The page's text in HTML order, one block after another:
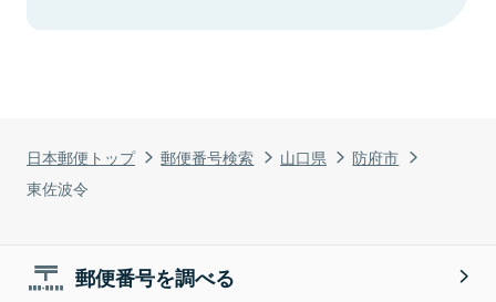
日本郵便トップ 郵便番号検索 山口県
防府市
東佐波令
郵便番号を調べる